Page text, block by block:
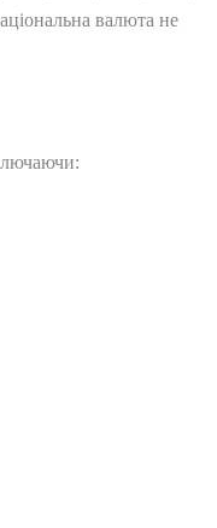
валюта не